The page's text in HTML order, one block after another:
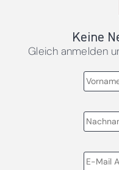
Keine
Gleich anmelden